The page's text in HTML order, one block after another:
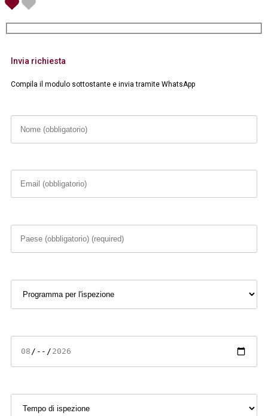
Invia richiesta
Compila il modulo sottostante e invia tramite WhatsApp